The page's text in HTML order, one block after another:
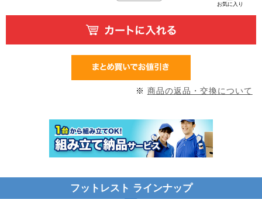
お気に入り
※ 商品の返品・交換について
フットレスト ラインナップ